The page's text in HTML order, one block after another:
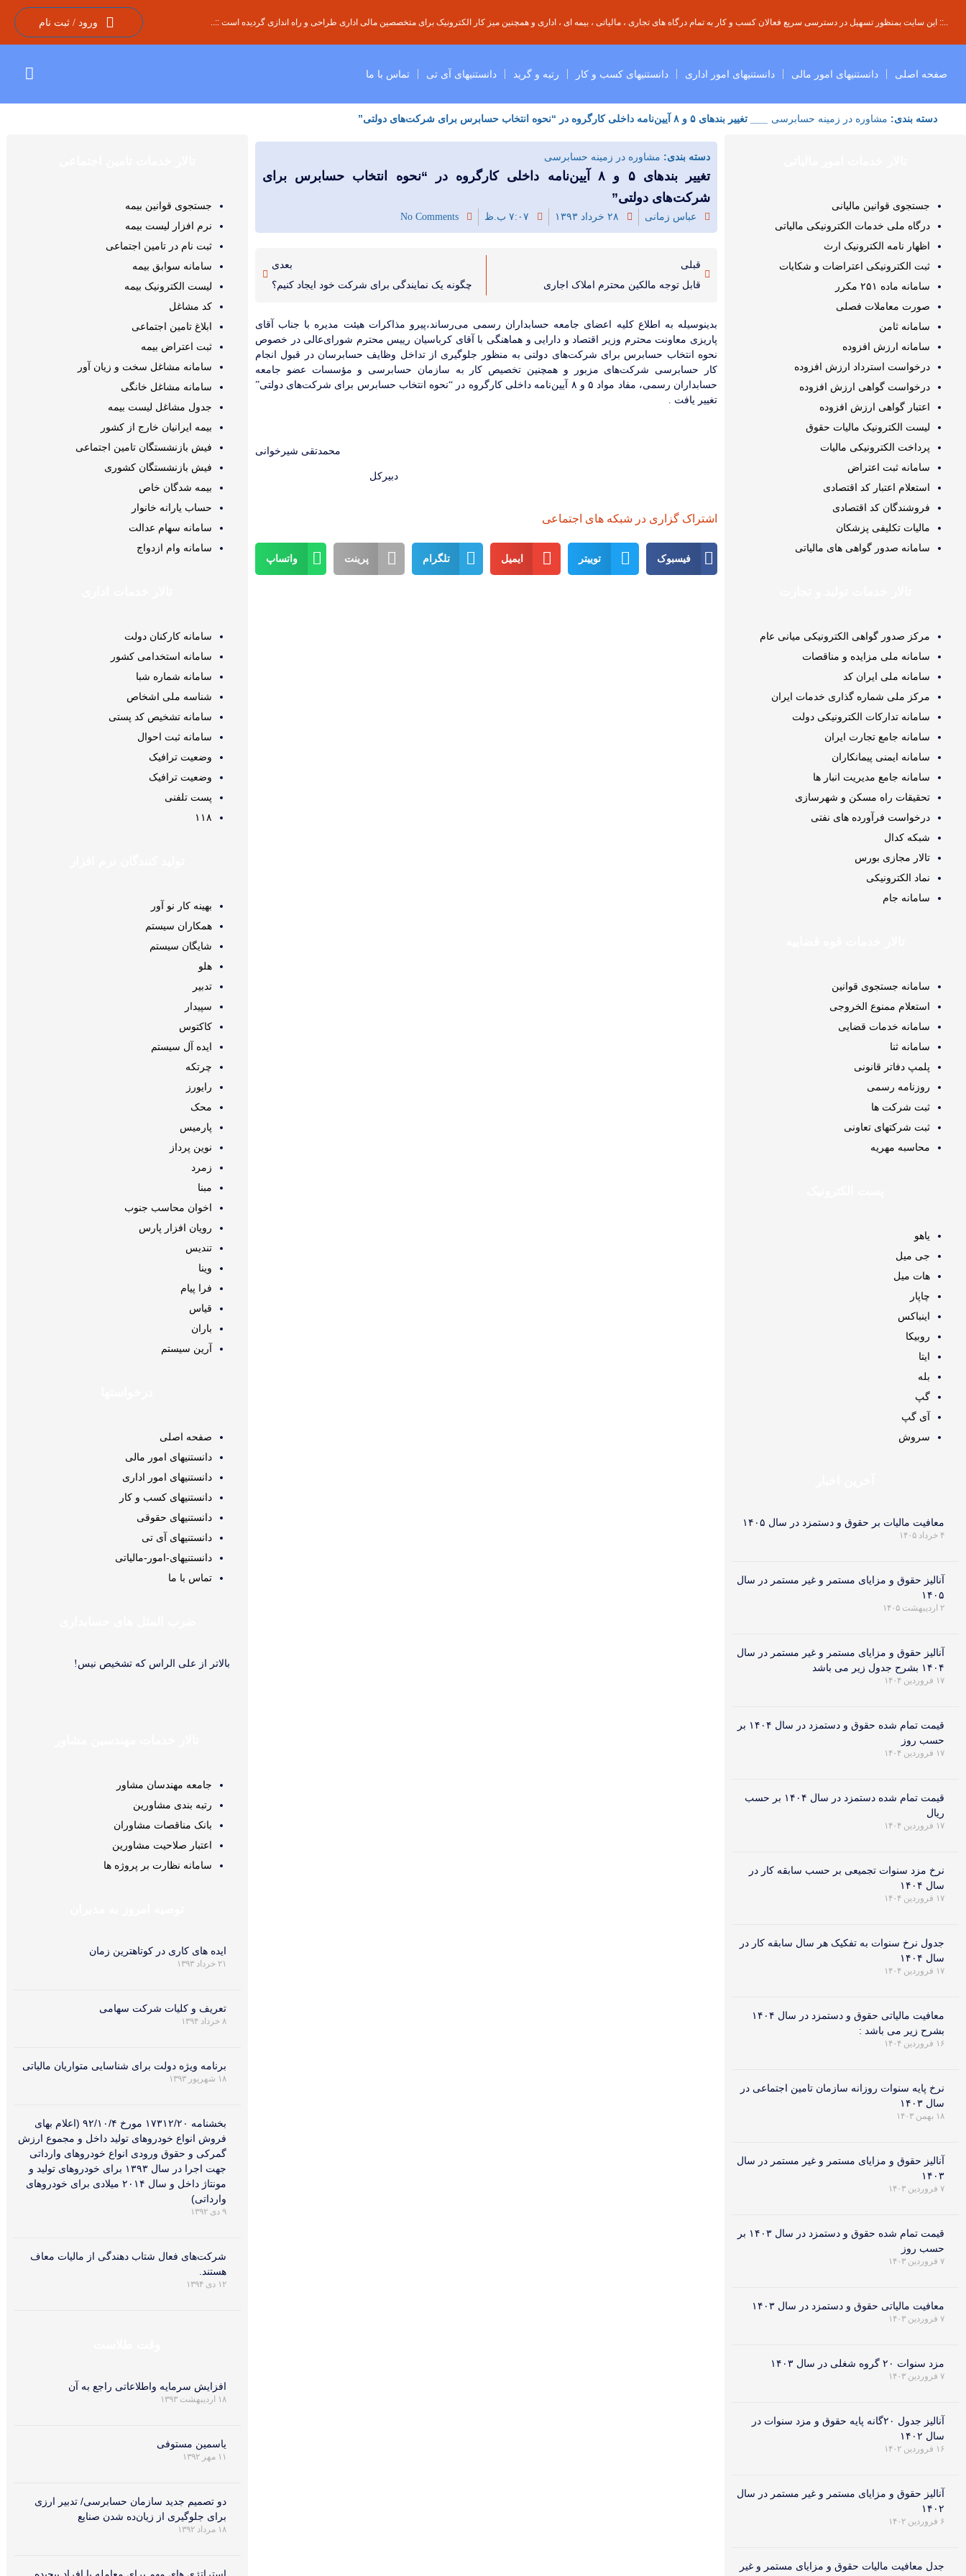
..:: این سایت بمنظور تسهیل در دسترسی سریع فعالان کسب و کار به تمام درگاه های تجاری ، مالیاتی ، بیمه ای ، اداری و همچنین میز کار الکترونیک برای متخصصین مالی اداری طراحی و راه اندازی گردیده است ::.. ورود / ثبت نام
صفحه اصلی دانستنیهای امور مالی دانستنیهای امور اداری دانستنیهای کسب و کار رتبه و گرید دانستنیهای آی تی تماس با ما
دسته بندی: مشاوره در زمینه حسابرسی ___ تغییر بندهای ۵ و ۸ آیین‌نامه داخلی کارگروه در “نحوه انتخاب حسابرس برای شرکت‌های دولتی”
جستجوی قوانین مالیانی
درگاه ملی خدمات الکترونیکی مالیاتی
اظهار نامه الکترونیک ارث
ثبت الکترونیکی اعتراضات و شکایات
سامانه ماده ۲۵۱ مکرر
صورت معاملات فصلی
سامانه ثامن
سامانه ارزش افزوده
درخواست استرداد ارزش افزوده
درخواست گواهی ارزش افزوده
اعتبار گواهی ارزش افزوده
لیست الکترونیک مالیات حقوق
پرداخت الکترونیکی مالیات
سامانه ثبت اعتراض
استعلام اعتبار کد اقتصادی
فروشندگان کد اقتصادی
مالیات تکلیفی پزشکان
سامانه صدور گواهی های مالیاتی
مرکز صدور گواهی الکترونیکی میانی عام
سامانه ملی مزایده و مناقصات
سامانه ملی ایران کد
مرکز ملی شماره گذاری خدمات ایران
سامانه تدارکات الکترونیکی دولت
سامانه جامع تجارت ایران
سامانه ایمنی پیمانکاران
سامانه جامع مدیریت انبار ها
تحقیقات راه مسکن و شهرسازی
درخواست فرآورده های نفتی
شبکه کدال
تالار مجازی بورس
نماد الکترونیکی
سامانه جام
سامانه جستجوی قوانین
استعلام ممنوع الخروجی
سامانه خدمات قضایی
سامانه ثنا
پلمپ دفاتر قانونی
روزنامه رسمی
ثبت شرکت ها
ثبت شرکتهای تعاونی
محاسبه مهريه
یاهو
جی میل
هات میل
چاپار
اینباکس
روبیکا
ایتا
بله
گپ
آی گپ
سروش
معافیت مالیات بر حقوق و دستمزد در سال ۱۴۰۵
۴ خرداد ۱۴۰۵
آنالیز حقوق و مزایای مستمر و غیر مستمر در سال
۱۴۰۵
۲ اردیبهشت ۱۴۰۵
آنالیز حقوق و مزایای مستمر و غیر مستمر در سال
۱۴۰۴ بشرح جدول زیر می باشد
۱۷ فروردین ۱۴۰۴
قیمت تمام شده حقوق و دستمزد در سال ۱۴۰۴ بر
حسب روز
۱۷ فروردین ۱۴۰۴
قیمت تمام شده دستمزد در سال ۱۴۰۴ بر حسب
ریال
۱۷ فروردین ۱۴۰۴
نرخ مزد سنوات تجمیعی بر حسب سابقه کار در
سال ۱۴۰۴
۱۷ فروردین ۱۴۰۴
جدول نرخ سنوات به تفکیک هر سال سابقه کار در
سال ۱۴۰۴
۱۷ فروردین ۱۴۰۴
معافیت مالیاتی حقوق و دستمزد در سال ۱۴۰۴
بشرح زیر می باشد :
۱۶ فروردین ۱۴۰۴
نرخ پایه سنوات روزانه سازمان تامین اجتماعی در
سال ۱۴۰۳
۱۸ بهمن ۱۴۰۳
آنالیز حقوق و مزایای مستمر و غیر مستمر در سال
۱۴۰۳
۷ فروردین ۱۴۰۳
قیمت تمام شده حقوق و دستمزد در سال ۱۴۰۳ بر
حسب روز
۷ فروردین ۱۴۰۳
معافیت مالیاتی حقوق و دستمزد در سال ۱۴۰۳
۷ فروردین ۱۴۰۳
مزد سنوات ۲۰ گروه شغلی در سال ۱۴۰۳
۷ فروردین ۱۴۰۳
آنالیز جدول ۲۰گانه پایه حقوق و مزد سنوات در
سال ۱۴۰۲
۱۶ فروردین ۱۴۰۲
آنالیز حقوق و مزایای مستمر و غیر مستمر در سال
۱۴۰۲
۶ فروردین ۱۴۰۲
جدل معافیت مالیات حقوق و مزایای مستمر و غیر
دسته بندی: مشاوره در زمینه حسابرسی
تغییر بندهای ۵ و ۸ آیین‌نامه داخلی کارگروه در “نحوه انتخاب حسابرس برای
شرکت‌های دولتی”
عباس زمانی ۲۸ خرداد ۱۳۹۳ ۷:۰۷ ب.ظ No Comments
قبلی
قابل توجه مالکین محترم املاک اجاری
بعدی
چگونه یک نمایندگی برای شرکت خود ایجاد کنیم؟
بدینوسیله به اطلاع کلیه اعضای جامعه حسابداران رسمی می‌رساند،پیرو مذاکرات هیئت مدیره با جناب آقای
پاریزی معاونت محترم وزیر اقتصاد و دارایی و هماهنگی با آقای کرباسیان رییس محترم شورای‌عالی در خصوص
نحوه انتخاب حسابرس برای شرکت‌های دولتی به منظور جلوگیری از تداخل وظایف حسابرسان در قبول انجام
کار حسابرسی شرکت‌های مزبور و همچنین تخصیص کار به سازمان حسابرسی و مؤسسات عضو جامعه
حسابداران رسمی، مفاد مواد ۵ و ۸ آیین‌نامه داخلی کارگروه در “نحوه انتخاب حسابرس برای شرکت‌های دولتی”
تغییر یافت .
محمدتقی شیرخوانی
دبیرکل
اشتراک گزاری در شبکه های اجتماعی
فیسبوک توییتر ایمیل تلگرام پرینت واتساپ
جستجوی قوانین بیمه
نرم افزار لیست بیمه
ثبت نام در تامین اجتماعی
سامانه سوابق بیمه
لیست الکترونیک بیمه
کد مشاغل
ابلاغ تامین اجتماعی
ثبت اعتراض بیمه
سامانه مشاغل سخت و زیان آور
سامانه مشاغل خانگی
جدول مشاغل لیست بیمه
بیمه ایرانیان خارج از کشور
فیش بازنشستگان تامین اجتماعی
فیش بازنشستگان کشوری
بیمه شدگان خاص
حساب یارانه خانوار
سامانه سهام عدالت
سامانه وام ازدواج
سامانه کارکنان دولت
سامانه استخدامی کشور
سامانه شماره شبا
شناسه ملی اشخاص
سامانه تشخیص کد پستی
سامانه ثبت احوال
وضعیت ترافیک
وضعیت ترافیک
پست تلفنی
۱۱۸
بهینه کار نو آور
همکاران سیستم
شایگان سیستم
هلو
تدبیر
سپیدار
کاکتوس
ایده آل سیستم
چرتکه
رایورز
محک
پارمیس
نوین پرداز
زمرد
مبنا
اخوان محاسب جنوب
رویان افزار پارس
تندیس
وینا
فرا پیام
قیاس
باران
آرین سیستم
صفحه اصلی
دانستنیهای امور مالی
دانستنیهای امور اداری
دانستنیهای کسب و کار
دانستنیهای حقوقی
دانستنیهای آی تی
دانستنیهای-امور-مالیاتی
تماس با ما
بالاتر از علی‌‏ الراس که تشخیص نیس!
جامعه مهندسان مشاور
رتبه بندی مشاورین
بانک مناقصات مشاوران
اعتبار صلاحیت مشاورین
سامانه نظارت بر پروژه ها
ایده های کاری در کوتاهترین زمان
۲۱ خرداد ۱۳۹۳
تعریف و کلیات شرکت سهامی
۸ خرداد ۱۳۹۴
برنامه ویژه دولت برای شناسایی متواریان مالیاتی
۱۸ شهریور ۱۳۹۳
بخشنامه ۱۷۳۱۲/۲۰ مورخ ۹۲/۱۰/۴ (اعلام بهای
فروش انواع خودروهای تولید داخل و مجموع ارزش
گمرکی و حقوق ورودی انواع خودروهای وارداتی
جهت اجرا در سال ۱۳۹۳ برای خودروهای تولید و
مونتاژ داخل و سال ۲۰۱۴ میلادی برای خودروهای
وارداتی)
۹ دی ۱۳۹۲
شرکت‌های فعال شتاب‌ دهندگی از مالیات معاف
هستند.
۱۲ دی ۱۳۹۴
افزایش سرمایه واطلاعاتی راجع به آن
۱۸ اردیبهشت ۱۳۹۳
یاسمین مستوفی
۱۱ مهر ۱۳۹۲
دو تصمیم جدید سازمان حسابرسی/ تدبیر ارزی
برای جلوگیری از زیان‌ده شدن صنایع
۱۸ مرداد ۱۳۹۲